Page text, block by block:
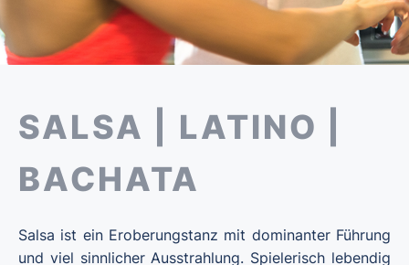
SALSA | LATINO |
BACHATA
Salsa ist ein Eroberungstanz mit dominanter Führung
und viel sinnlicher Ausstrahlung. Spielerisch lebendig